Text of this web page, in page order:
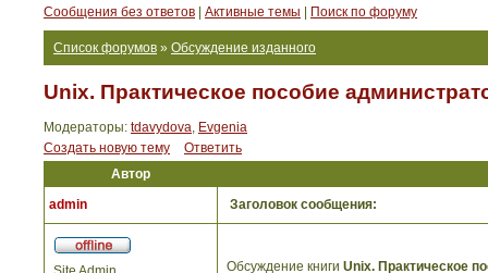
Сообщения без ответов
Активные темы Поиск по форуму
Список форумов » Обсуждение изданного
Unix. Практическое пособие
Модераторы: tdavydova, Evgenia
Создать новую тему
Ответить
Автор
admin
Заголовок сообщения:
Обсуждение книги Unix. Практическое